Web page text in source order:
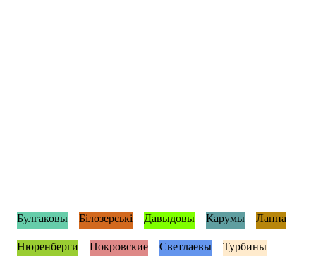
Булгаковы Білозерські Давыдовы Карумы Лаппа
Нюренберги Покровские Светлаевы
Турбины